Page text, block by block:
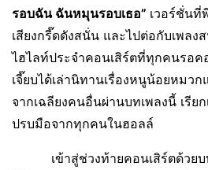
รอบฉัน ฉันหมุนรอบเธอ” เวอร์ชั่นที่
เสียงกรี๊ดดังสนั่น และไปต่อกับเพลง
ไฮไลท์ประจำคอนเสิร์ตที่ทุกคนรอค
เจี๊ยบได้เล่านิทานเรื่องหนูน้อยหมว
จากเฉลียงคนอื่นผ่านบทเพลงนี้ เรียก
ปรบมือจากทุกคนในฮอลล์
เข้าสู่ช่วงท้ายคอนเสิร์ตด้วยบ